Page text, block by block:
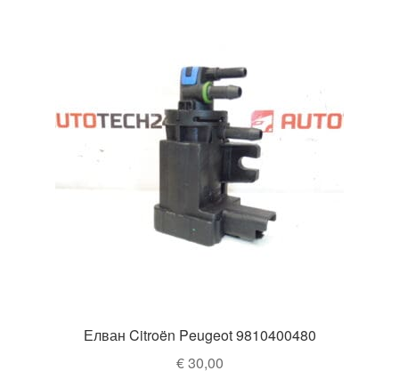
Елван Citroën Peugeot 9810400480
€30,00